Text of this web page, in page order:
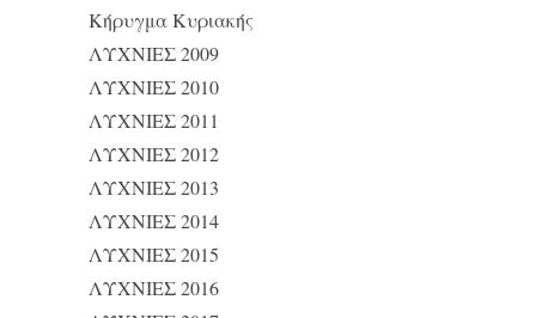
Κήρυγμα Κυριακής
ΛΥΧΝΙΕΣ 2009
ΛΥΧΝΙΕΣ 2010
ΛΥΧΝΙΕΣ 2011
ΛΥΧΝΙΕΣ 2012
ΛΥΧΝΙΕΣ 2013
ΛΥΧΝΙΕΣ 2014
ΛΥΧΝΙΕΣ 2015
ΛΥΧΝΙΕΣ 2016